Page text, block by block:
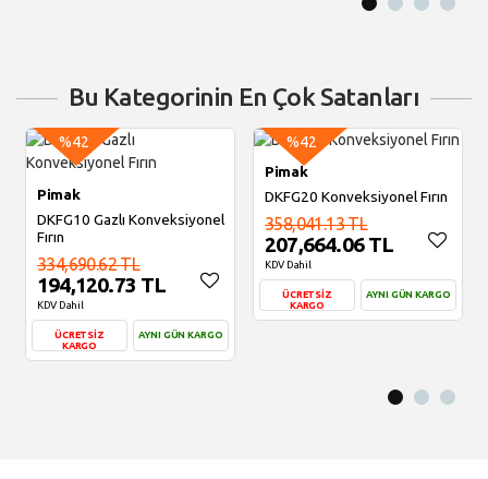
Bu Kategorinin En Çok Satanları
%42
Pimak
DKFG10 Gazlı Konveksiyonel
Fırın
334,690.62 TL
194,120.73 TL
KDV Dahil
ÜCRETSİZ
KARGO
AYNI GÜN KARGO
%42
Pimak
DKFG20 Konveksiyonel Fırın
358,041.13 TL
207,664.06 TL
KDV Dahil
ÜCRETSİZ
KARGO
AYNI GÜN KARGO